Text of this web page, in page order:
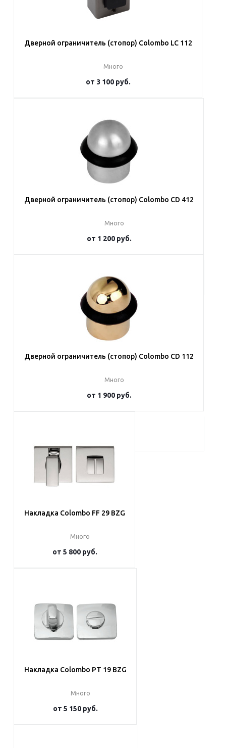
Дверной ограничитель (стопор) Colombo LC 112
Много
от 3 100 руб.
Подробнее
Дверной ограничитель (стопор) Colombo CD 412
Много
от 1 200 руб.
Подробнее
Дверной ограничитель (стопор) Colombo CD 112
Много
от 1 900 руб.
Накладка Colombo FF 29 BZG
Много
от 5 800 руб.
Накладка Colombo PT 19 BZG
Много
от 5 150 руб.